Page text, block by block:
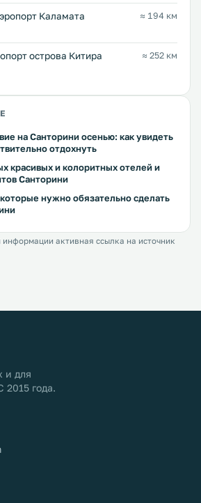
Каламата
≈ 194 км
острова Китира
≈ 252 км
на Санторини осенью: как увидеть
отдохнуть
красивых и колоритных отелей и
Санторини
нужно обязательно сделать
активная ссылка на источник
и для
2015 года.